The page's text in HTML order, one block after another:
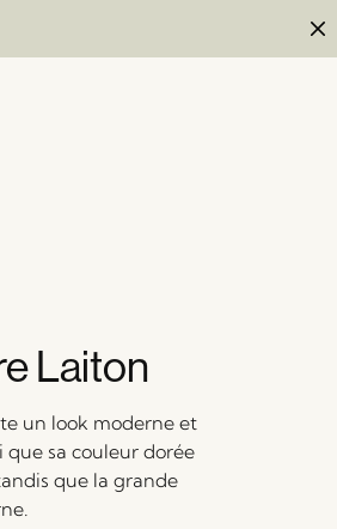
Laiton
un look moderne et
sa couleur dorée
que la grande